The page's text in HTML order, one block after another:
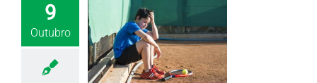
9
Outubro